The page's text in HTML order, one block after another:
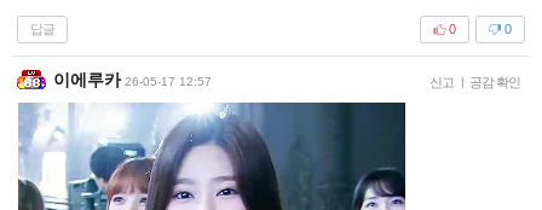
답글 0
0
이에루카 26-05-17 12:57 신고 | 공감 확인